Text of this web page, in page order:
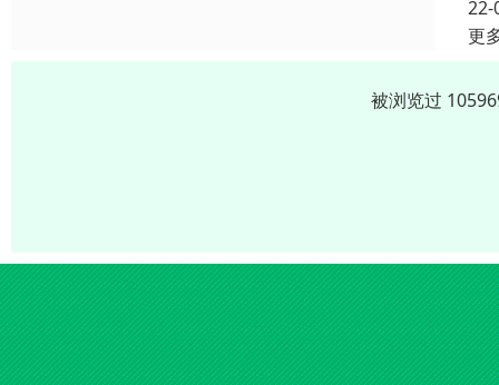
22-
更
被浏览过